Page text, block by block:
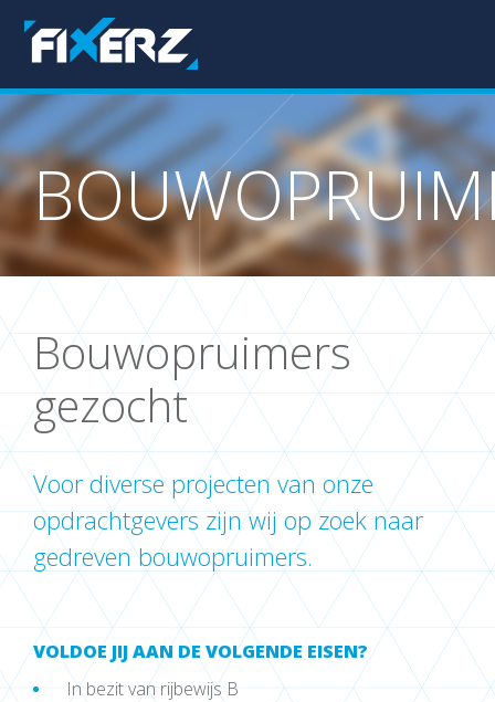
Bouwopruimers
gezocht
Voor diverse projecten van onze
opdrachtgevers zijn wij op zoek naar
gedreven bouwopruimers.
VOLDOE JIJ AAN DE VOLGENDE EISEN?
In bezit van rijbewijs B